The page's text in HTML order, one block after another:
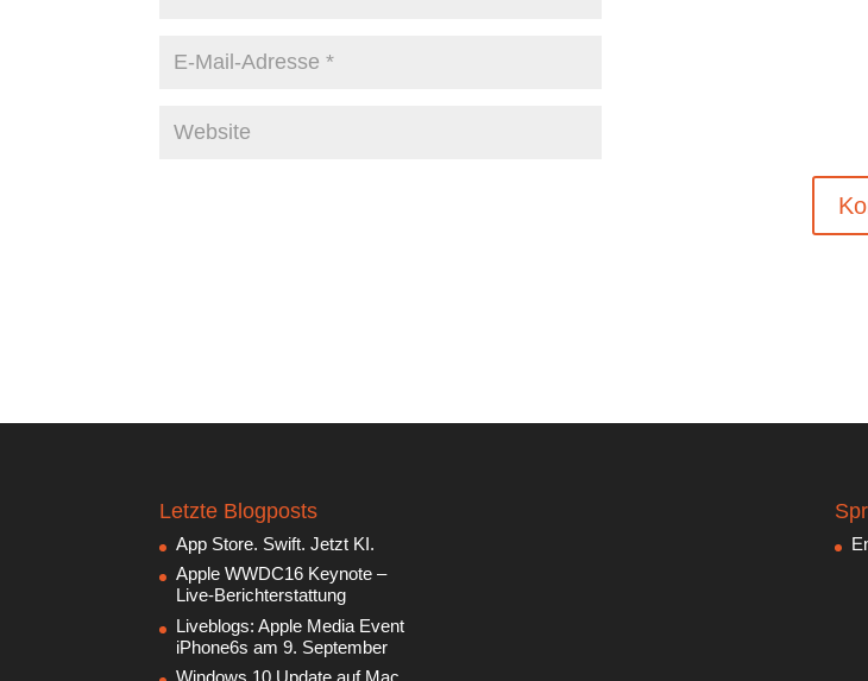
Letzte Blogposts
App Store. Swift. Jetzt KI.
Apple WWDC16 Keynote –
Live-Berichterstattung
Liveblogs: Apple Media Event
iPhone6s am 9. September